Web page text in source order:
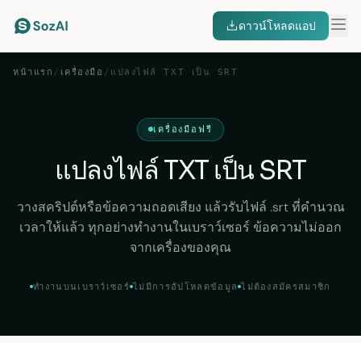
ดาวน์โหลดแอป
หน้าแรก / เครื่องมือ / แปลงไฟล์ TXT เป็น SRT
เครื่องมือฟรี
แปลงไฟล์ TXT เป็น SRT
วางสคริปต์หรือข้อความถอดเสียง แล้วรับไฟล์ .srt ที่คำนวณ
เวลาให้แล้ว ทุกอย่างทำงานในเบราว์เซอร์ ข้อความไม่ออก
จากเครื่องของคุณ
ทำงานบนเบราว์เซอร์ ไม่มีการอัปโหลดข้อมูล ไม่ต้องสมัครสมาชิก